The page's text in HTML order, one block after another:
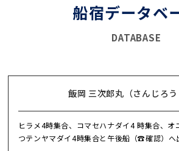
船宿データベ
DATABASE
飯岡 三次郎丸（さんじろう
ヒラメ4時集合、コマセハナダイ4 時集合、オ
つテンヤマダイ4時集合と午後船（☎確認）へ